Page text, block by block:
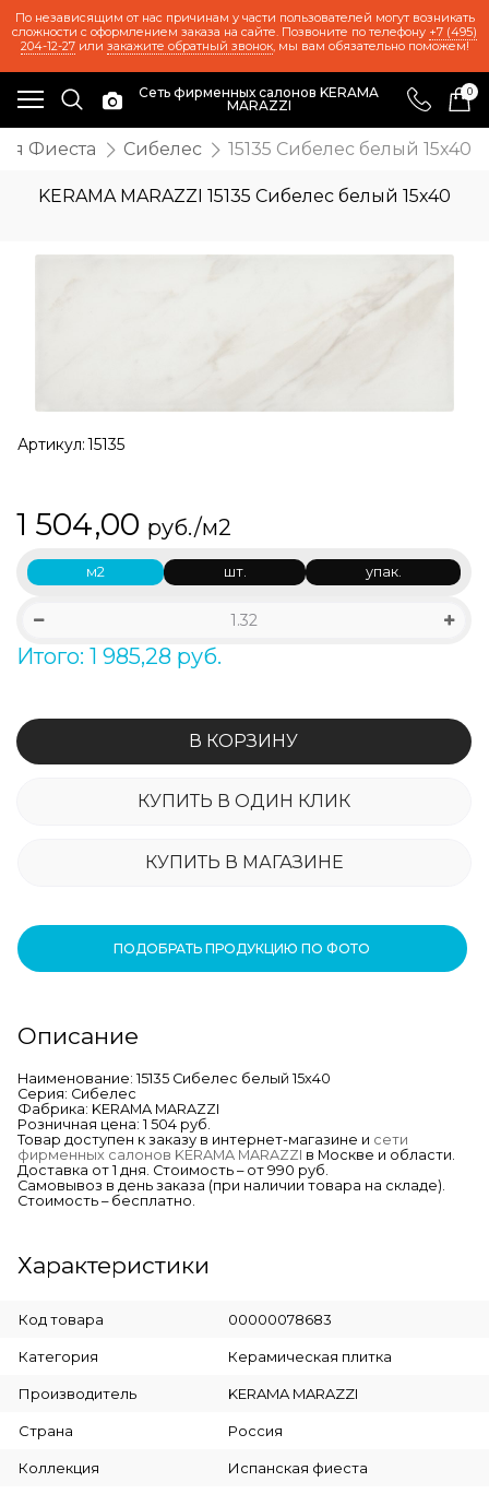
По независящим от нас причинам у части пользователей могут возникать
сложности с оформлением заказа на сайте. Позвоните по телефону +7 (495)
204-12-27или закажите обратный звонок, мы вам обязательно поможем!
Сеть фирменных салонов KERAMA
MARAZZI
0
Фиеста Сибелес 15135 Сибелес белый 15х40
KERAMA MARAZZI 15135 Сибелес белый 15х40
Артикул: 15135
1 504,00 руб./м2
м2 шт. упак.
Итого: 1 985,28 руб.
В КОРЗИНУ
КУПИТЬ В ОДИН КЛИК
КУПИТЬ В МАГАЗИНЕ
ПОДОБРАТЬ ПРОДУКЦИЮ ПО ФОТО
Описание
Наименование: 15135 Сибелес белый 15х40
Серия: Сибелес
Фабрика: KERAMA MARAZZI
Розничная цена: 1 504 руб.
Товар доступен к заказу в интернет-магазине и сети
фирменных салонов KERAMA MARAZZI в Москве и области.
Доставка от 1 дня. Стоимость – от 990 руб.
Самовывоз в день заказа (при наличии товара на складе).
Стоимость – бесплатно.
Характеристики
Код товара 00000078683
Категория Керамическая плитка
Производитель KERAMA MARAZZI
Страна Россия
Коллекция Испанская фиеста